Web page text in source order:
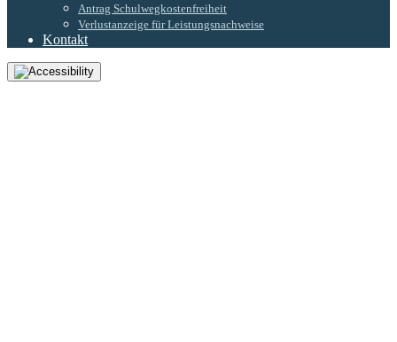
Antrag Schulwegkostenfreiheit
Verlustanzeige für Leistungsnachweise
Kontakt